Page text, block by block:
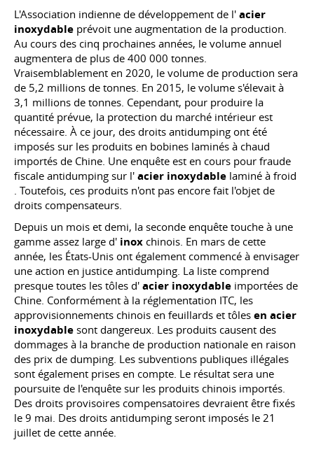
L'Association indienne de développement de l' acier
inoxydable prévoit une augmentation de la production.
Au cours des cinq prochaines années, le volume annuel
augmentera de plus de 400 000 tonnes.
Vraisemblablement en 2020, le volume de production sera
de 5,2 millions de tonnes. En 2015, le volume s'élevait à
3,1 millions de tonnes. Cependant, pour produire la
quantité prévue, la protection du marché intérieur est
nécessaire. À ce jour, des droits antidumping ont été
imposés sur les produits en bobines laminés à chaud
importés de Chine. Une enquête est en cours pour fraude
fiscale antidumping sur l' acier inoxydable laminé à froid
. Toutefois, ces produits n'ont pas encore fait l'objet de
droits compensateurs.
Depuis un mois et demi, la seconde enquête touche à une
gamme assez large d' inox chinois. En mars de cette
année, les États-Unis ont également commencé à envisager
une action en justice antidumping. La liste comprend
presque toutes les tôles d' acier inoxydable importées de
Chine. Conformément à la réglementation ITC, les
approvisionnements chinois en feuillards et tôles en acier
inoxydable sont dangereux. Les produits causent des
dommages à la branche de production nationale en raison
des prix de dumping. Les subventions publiques illégales
sont également prises en compte. Le résultat sera une
poursuite de l'enquête sur les produits chinois importés.
Des droits provisoires compensatoires devraient être fixés
le 9 mai. Des droits antidumping seront imposés le 21
juillet de cette année.